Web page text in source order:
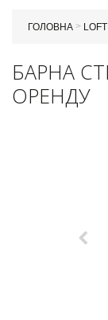
ГОЛОВНА >
БАРНА
ОРЕНДУ